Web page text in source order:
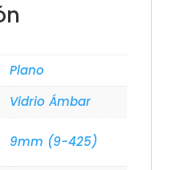
Plano
Vidrio Ámbar
9mm (9-425)